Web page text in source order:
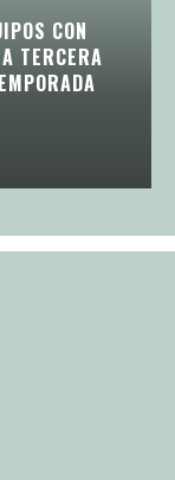
CON
TERCERA